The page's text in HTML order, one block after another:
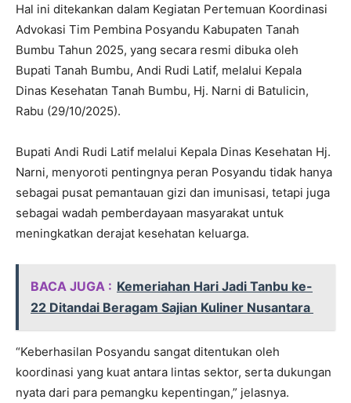
Hal ini ditekankan dalam Kegiatan Pertemuan Koordinasi
Advokasi Tim Pembina Posyandu Kabupaten Tanah
Bumbu Tahun 2025, yang secara resmi dibuka oleh
Bupati Tanah Bumbu, Andi Rudi Latif, melalui Kepala
Dinas Kesehatan Tanah Bumbu, Hj. Narni di Batulicin,
Rabu (29/10/2025).
Bupati Andi Rudi Latif melalui Kepala Dinas Kesehatan Hj.
Narni, menyoroti pentingnya peran Posyandu tidak hanya
sebagai pusat pemantauan gizi dan imunisasi, tetapi juga
sebagai wadah pemberdayaan masyarakat untuk
meningkatkan derajat kesehatan keluarga.
BACA JUGA : Kemeriahan Hari Jadi Tanbu ke-
22 Ditandai Beragam Sajian Kuliner Nusantara
“Keberhasilan Posyandu sangat ditentukan oleh
koordinasi yang kuat antara lintas sektor, serta dukungan
nyata dari para pemangku kepentingan,” jelasnya.